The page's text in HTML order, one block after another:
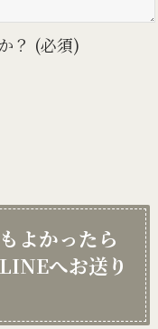
？ (必須)
よかったら
へお送り